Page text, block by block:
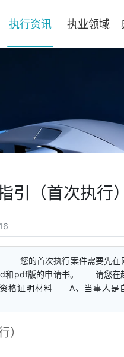
执行资讯 执业领域
引（首次执行）
您的首次执行案件需要先在
和pdf版的申请书。 请您在
证明材料 A、当事人是
）